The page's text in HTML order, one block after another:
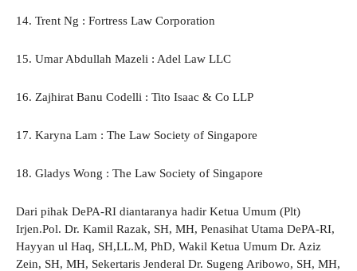
14. Trent Ng : Fortress Law Corporation
15. Umar Abdullah Mazeli : Adel Law LLC
16. Zajhirat Banu Codelli : Tito Isaac & Co LLP
17. Karyna Lam : The Law Society of Singapore
18. Gladys Wong : The Law Society of Singapore
Dari pihak DePA-RI diantaranya hadir Ketua Umum (Plt)
Irjen.Pol. Dr. Kamil Razak, SH, MH, Penasihat Utama DePA-RI,
Hayyan ul Haq, SH,LL.M, PhD, Wakil Ketua Umum Dr. Aziz
Zein, SH, MH, Sekertaris Jenderal Dr. Sugeng Aribowo, SH, MH,